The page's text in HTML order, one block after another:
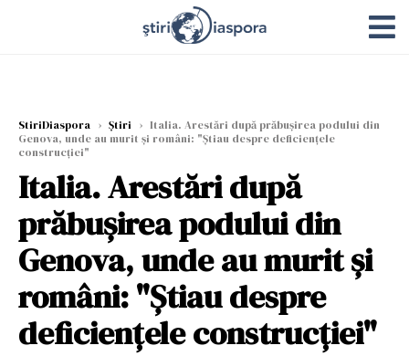
StiriDiaspora › Știri › Italia. Arestări după prăbuşirea podului din
Genova, unde au murit şi români: "Ştiau despre deficienţele
construcţiei"
Italia. Arestări după
prăbuşirea podului din
Genova, unde au murit şi
români: "Ştiau despre
deficienţele construcţiei"